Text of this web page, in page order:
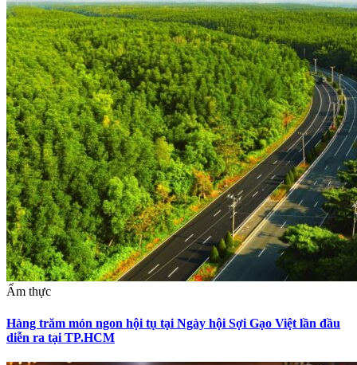
Ẩm thực
Hàng trăm món ngon hội tụ tại Ngày hội Sợi Gạo Việt lần đầu
diễn ra tại TP.HCM